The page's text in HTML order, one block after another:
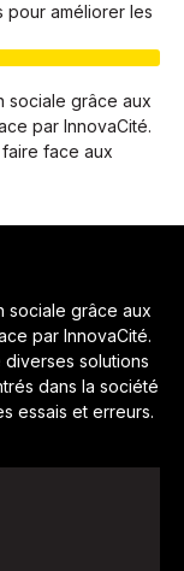
pour améliorer les
sociale grâce aux
par InnovaCité.
face aux
sociale grâce aux
par InnovaCité.
solutions
dans la société
essais et erreurs.